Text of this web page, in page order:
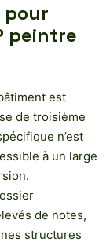
pour
peintre
est
de troisième
n’est
à un large
de notes,
structures